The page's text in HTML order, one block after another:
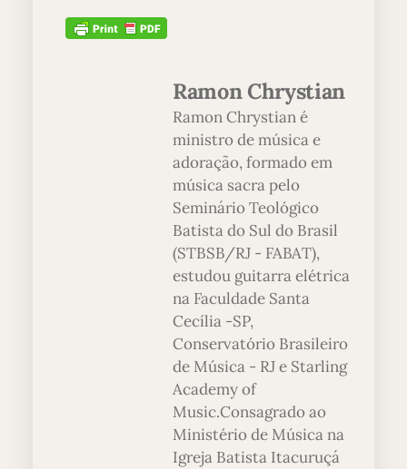
Ramon Chrystian
Ramon Chrystian é
ministro de música e
adoração, formado em
música sacra pelo
Seminário Teológico
Batista do Sul do Brasil
(STBSB/RJ - FABAT),
estudou guitarra elétrica
na Faculdade Santa
Cecília -SP,
Conservatório Brasileiro
de Música - RJ e Starling
Academy of
Music.Consagrado ao
Ministério de Música na
Igreja Batista Itacuruçá